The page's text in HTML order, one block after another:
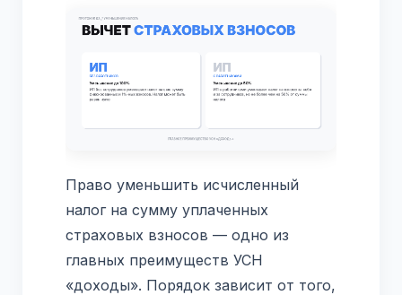
Право уменьшить исчисленный
налог на сумму уплаченных
страховых взносов — одно из
главных преимуществ УСН
«доходы». Порядок зависит от того,